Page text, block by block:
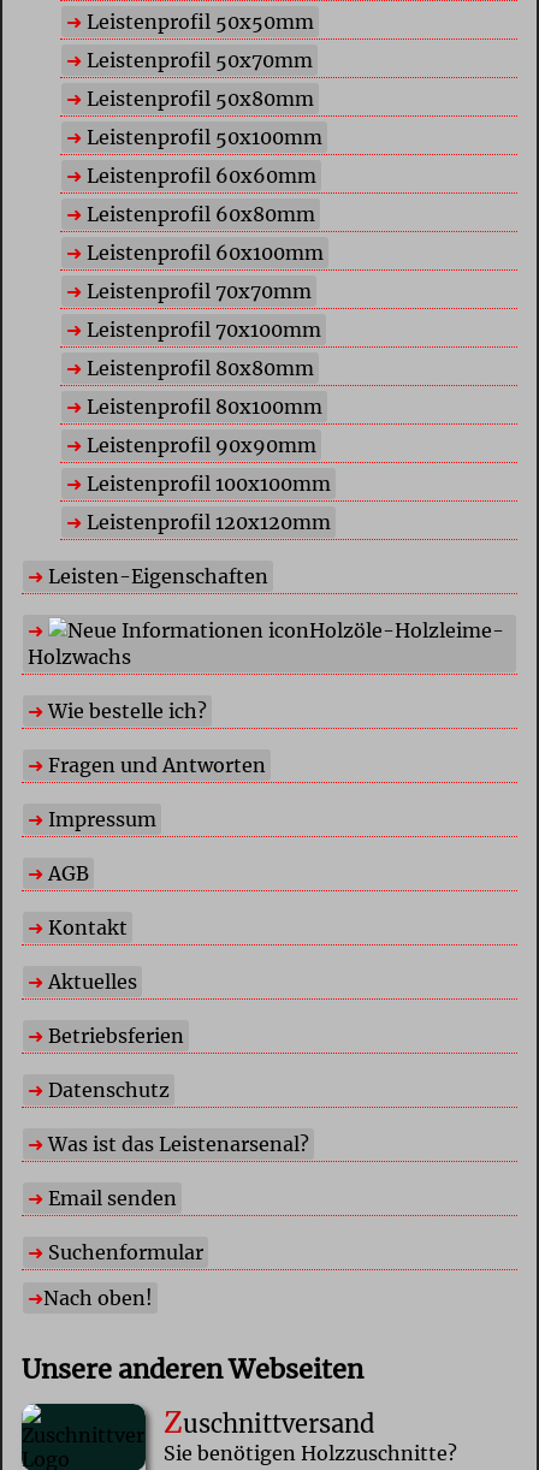
Leistenprofil 50x50mm
Leistenprofil 50x70mm
Leistenprofil 50x80mm
Leistenprofil 50x100mm
Leistenprofil 60x60mm
Leistenprofil 60x80mm
Leistenprofil 60x100mm
Leistenprofil 70x70mm
Leistenprofil 70x100mm
Leistenprofil 80x80mm
Leistenprofil 80x100mm
Leistenprofil 90x90mm
Leistenprofil 100x100mm
Leistenprofil 120x120mm
Leisten-Eigenschaften
Holzöle-Holzleime-
Holzwachs
Wie bestelle ich?
Fragen und Antworten
Impressum
AGB
Kontakt
Aktuelles
Betriebsferien
Datenschutz
Was ist das Leistenarsenal?
Email senden
Suchenformular
Nach oben!
Unsere anderen Webseiten
Zuschnittversand
Sie benötigen Holzzuschnitte?